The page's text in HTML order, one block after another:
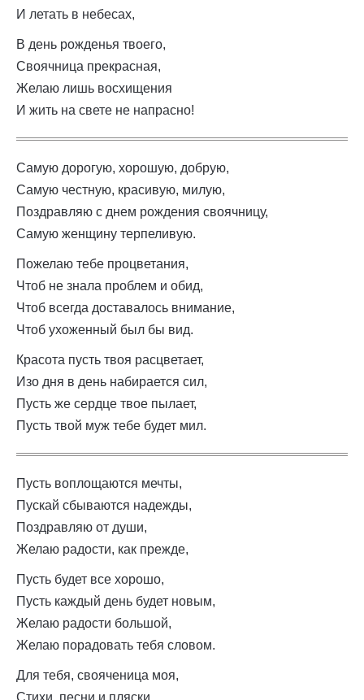
И летать в небесах,
В день рожденья твоего,
Своячница прекрасная,
Желаю лишь восхищения
И жить на свете не напрасно!
Самую дорогую, хорошую, добрую,
Самую честную, красивую, милую,
Поздравляю с днем рождения своячницу,
Самую женщину терпеливую.
Пожелаю тебе процветания,
Чтоб не знала проблем и обид,
Чтоб всегда доставалось внимание,
Чтоб ухоженный был бы вид.
Красота пусть твоя расцветает,
Изо дня в день набирается сил,
Пусть же сердце твое пылает,
Пусть твой муж тебе будет мил.
Пусть воплощаются мечты,
Пускай сбываются надежды,
Поздравляю от души,
Желаю радости, как прежде,
Пусть будет все хорошо,
Пусть каждый день будет новым,
Желаю радости большой,
Желаю порадовать тебя словом.
Для тебя, свояченица моя,
Стихи, песни и пляски,